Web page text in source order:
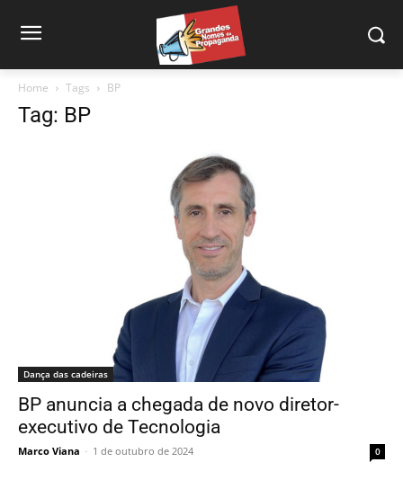
Home Tags BP
Tag: BP
Dança das cadeiras
BP anuncia a chegada de novo diretor-
executivo de Tecnologia
Marco Viana - 1 de outubro de 2024 0